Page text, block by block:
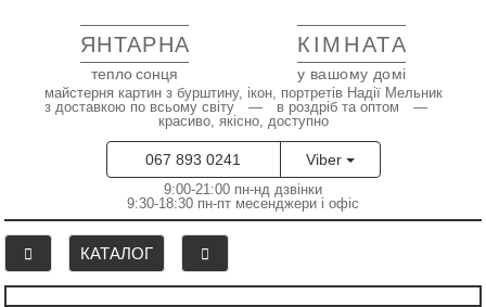
ЯНТАРНА КІМНАТА
тепло сонця у вашому домі
майстерня картин з бурштину, ікон, портретів Надії Мельник
з доставкою по всьому світу — в роздріб та оптом —
красиво, якісно, доступно
067 893 0241 Viber
9:00-21:00 пн-нд дзвінки
9:30-18:30 пн-пт месенджери і офіс
КАТАЛОГ